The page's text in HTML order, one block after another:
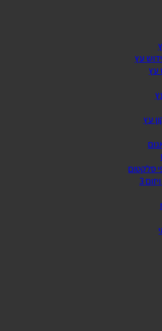
עץ
עץ
עץ
סלקטום
3